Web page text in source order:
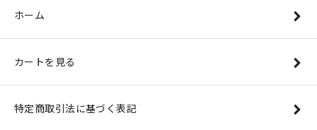
ホーム
カートを見る
特定商取引法に基づく表記